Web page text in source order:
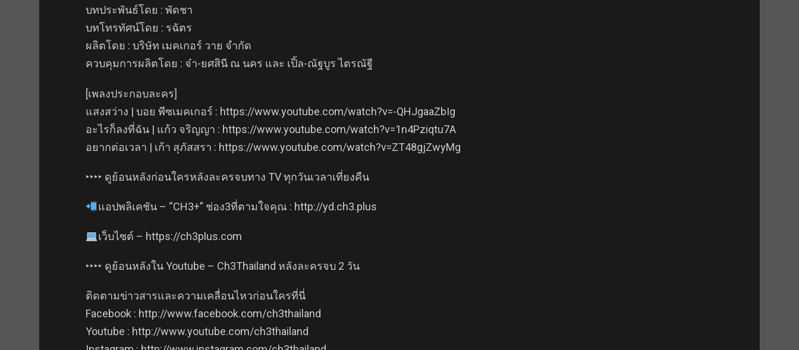
บทประพันธ์โดย : พัดชา
บทโทรทัศน์โดย : รฉัตร
ผลิตโดย : บริษัท เมคเกอร์ วาย จำกัด
ควบคุมการผลิตโดย : จ๋า-ยศสินี ณ นคร และ เปิ้ล-ณัฐบูร ไตรณัฐี
[เพลงประกอบละคร]
แสงสว่าง | บอย พีซเมคเกอร์ : https://www.youtube.com/watch?v=-QHJgaaZbIg
อะไรก็ลงที่ฉัน | แก้ว จริญญา : https://www.youtube.com/watch?v=1n4Pziqtu7A
อยากต่อเวลา | เก้า สุภัสสรา : https://www.youtube.com/watch?v=ZT48gjZwyMg
‣‣‣‣ ดูย้อนหลังก่อนใครหลังละครจบทาง TV ทุกวันเวลาเที่ยงคืน
แอปพลิเคชัน – “CH3+” ช่อง3ที่ตามใจคุณ : http://yd.ch3.plus
เว็บไซต์ – https://ch3plus.com
‣‣‣‣ ดูย้อนหลังใน Youtube – Ch3Thailand หลังละครจบ 2 วัน
ติดตามข่าวสารและความเคลื่อนไหวก่อนใครที่นี่
Facebook : http://www.facebook.com/ch3thailand
Youtube : http://www.youtube.com/ch3thailand